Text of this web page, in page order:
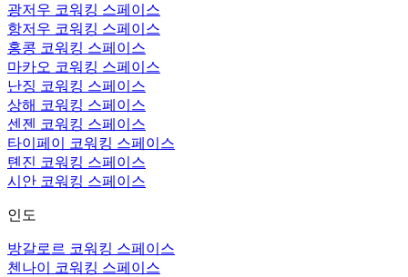
광저우 코워킹 스페이스
항저우 코워킹 스페이스
홍콩 코워킹 스페이스
마카오 코워킹 스페이스
난징 코워킹 스페이스
상해 코워킹 스페이스
센젠 코워킹 스페이스
타이페이 코워킹 스페이스
톈진 코워킹 스페이스
시안 코워킹 스페이스
인도
방갈로르 코워킹 스페이스
첸나이 코워킹 스페이스